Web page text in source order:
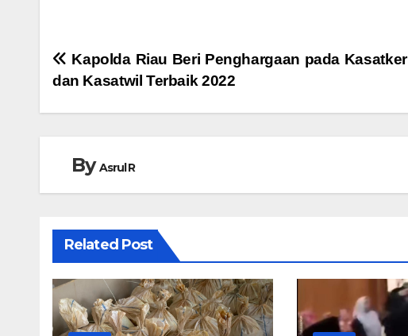
Navigasi
Kapolda Riau Beri Penghargaan pada Kasatker
dan Kasatwil Terbaik 2022
ByAsrul R
Related Post